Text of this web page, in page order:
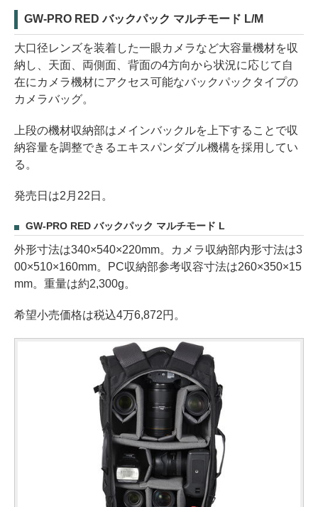
GW-PRO RED バックパック マルチモード L/M
大口径レンズを装着した一眼カメラなど大容量機材を収
納し、天面、両側面、背面の4方向から状況に応じて自
在にカメラ機材にアクセス可能なバックパックタイプの
カメラバッグ。
上段の機材収納部はメインバックルを上下することで収
納容量を調整できるエキスパンダブル機構を採用してい
る。
発売日は2月22日。
GW-PRO RED バックパック マルチモード L
外形寸法は340×540×220mm。カメラ収納部内形寸法は3
00×510×160mm。PC収納部参考収容寸法は260×350×15
mm。重量は約2,300g。
希望小売価格は税込4万6,872円。